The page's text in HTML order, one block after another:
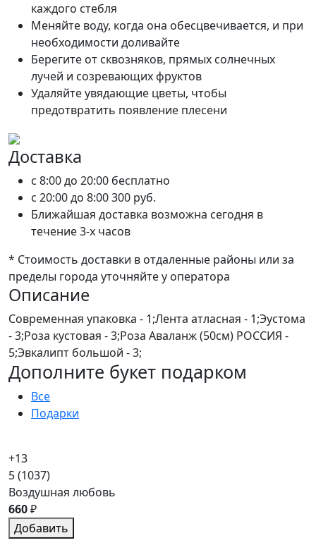
каждого стебля
Меняйте воду, когда она обесцвечивается, и при
необходимости доливайте
Берегите от сквозняков, прямых солнечных
лучей и созревающих фруктов
Удаляйте увядающие цветы, чтобы
предотвратить появление плесени
Доставка
c 8:00 до 20:00 бесплатно
c 20:00 до 8:00300 руб.
Ближайшая доставка возможна сегодня в
течение 3-х часов
* Стоимость доставки в отдаленные районы или за
пределы города уточняйте у оператора
Описание
Современная упаковка - 1;Лента атласная - 1;Эустома
- 3;Роза кустовая - 3;Роза Аваланж (50см) РОССИЯ -
5;Эвкалипт большой - 3;
Дополните букет подарком
Все
Подарки
+13
5(1037)
Воздушная любовь
660₽
Добавить